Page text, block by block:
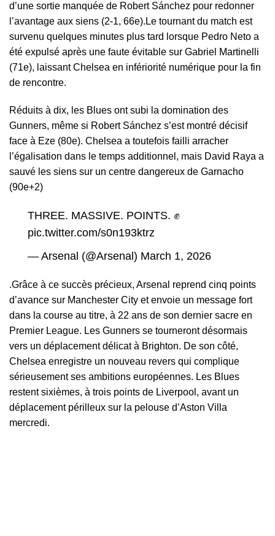
d’une sortie manquée de Robert Sánchez pour redonner
l’avantage aux siens (2-1, 66e).Le tournant du match est
survenu quelques minutes plus tard lorsque Pedro Neto a
été expulsé après une faute évitable sur Gabriel Martinelli
(71e), laissant Chelsea en infériorité numérique pour la fin
de rencontre.
Réduits à dix, les Blues ont subi la domination des
Gunners, même si Robert Sánchez s’est montré décisif
face à Eze (80e). Chelsea a toutefois failli arracher
l’égalisation dans le temps additionnel, mais David Raya a
sauvé les siens sur un centre dangereux de Garnacho
(90e+2)
THREE. MASSIVE. POINTS. ✊
pic.twitter.com/s0n193ktrz
— Arsenal (@Arsenal) March 1, 2026
.Grâce à ce succès précieux, Arsenal reprend cinq points
d’avance sur Manchester City et envoie un message fort
dans la course au titre, à 22 ans de son dernier sacre en
Premier League. Les Gunners se tourneront désormais
vers un déplacement délicat à Brighton. De son côté,
Chelsea enregistre un nouveau revers qui complique
sérieusement ses ambitions européennes. Les Blues
restent sixièmes, à trois points de Liverpool, avant un
déplacement périlleux sur la pelouse d’Aston Villa
mercredi.